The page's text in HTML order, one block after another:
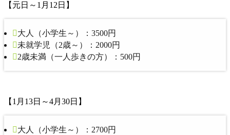
【元日～1月12日】
大人（小学生～）：3500円
未就学児（2歳～）：2000円
2歳未満（一人歩きの方）：500円
【1月13日～4月30日】
大人（小学生～）：2700円